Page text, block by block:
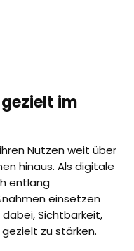
im
Nutzen weit über
hinaus. Als digitale
entlang
einsetzen
Sichtbarkeit,
zu stärken.